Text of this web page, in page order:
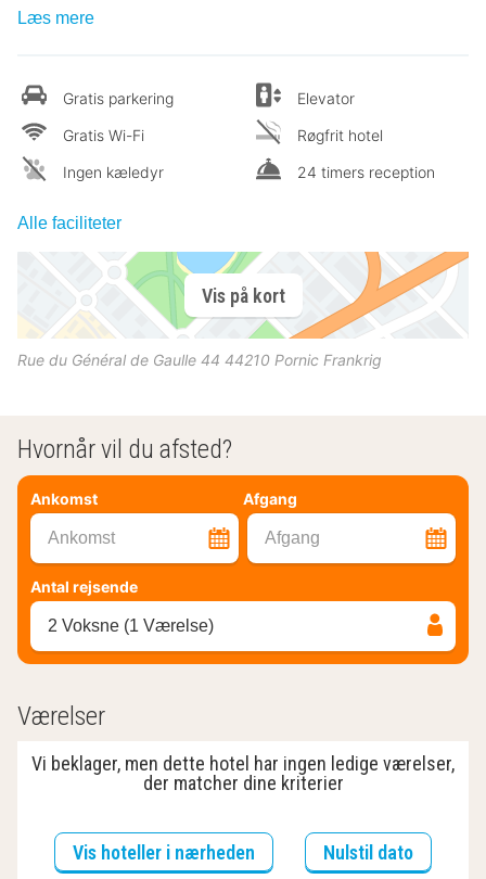
Læs mere
Gratis parkering
Gratis Wi-Fi
Ingen kæledyr
Elevator
Røgfrit hotel
24 timers reception
Alle faciliteter
Vis på kort
Rue du Général de Gaulle 44 44210 Pornic Frankrig
Hvornår vil du afsted?
Ankomst Afgang
Ankomst Afgang
Antal rejsende
2 Voksne (1 Værelse)
Værelser
Vi beklager, men dette hotel har ingen ledige værelser,
der matcher dine kriterier
Vis hoteller i nærheden Nulstil dato